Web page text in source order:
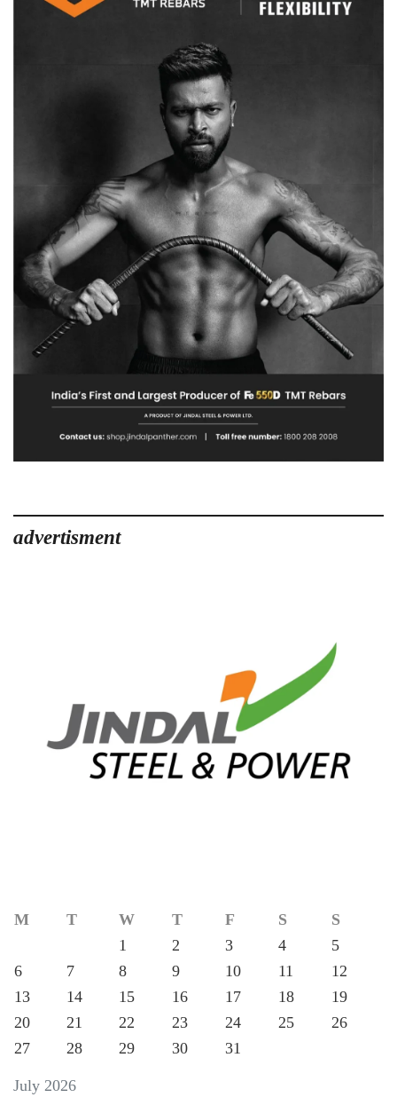
advertisment
July 2026
M T W T F S
S
1
2 3 4
5
6
7 8 9 10 11
12
13
14 15 16 17 18
19
20
21 22 23 24 25
26
27
28 29 30 31